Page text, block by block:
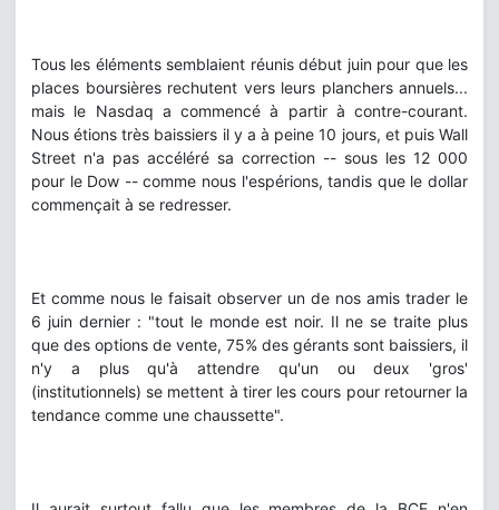
Tous les éléments semblaient réunis début juin pour que les
places boursières rechutent vers leurs planchers annuels...
mais le Nasdaq a commencé à partir à contre-courant.
Nous étions très baissiers il y a à peine 10 jours, et puis Wall
Street n'a pas accéléré sa correction -- sous les 12 000
pour le Dow -- comme nous l'espérions, tandis que le dollar
commençait à se redresser.
Et comme nous le faisait observer un de nos amis trader le
6 juin dernier : "tout le monde est noir. Il ne se traite plus
que des options de vente, 75% des gérants sont baissiers, il
n'y a plus qu'à attendre qu'un ou deux 'gros'
(institutionnels) se mettent à tirer les cours pour retourner la
tendance comme une chaussette".